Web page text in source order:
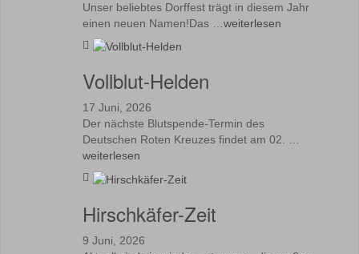
Unser beliebtes Dorffest trägt in diesem Jahr
einen neuen Namen!Das … weiterlesen
Vollblut-Helden
17 Juni, 2026
Der nächste Blutspende-Termin des
Deutschen Roten Kreuzes findet am 02. …
weiterlesen
Hirschkäfer-Zeit
9 Juni, 2026